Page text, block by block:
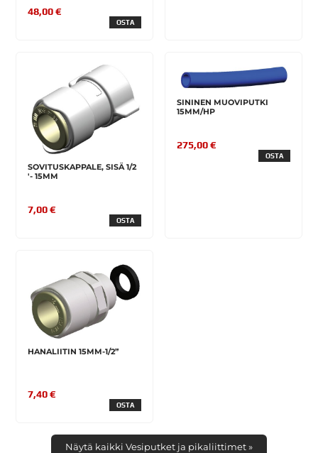
48,00 €
OSTA
SOVITUSKAPPALE, SISÄ 1/2
'- 15MM
7,00 €
OSTA
SININEN MUOVIPUTKI
15MM/HP
275,00 €
OSTA
HANALIITIN 15MM-1/2”
7,40 €
OSTA
Näytä kaikki Vesiputket ja pikaliittimet »